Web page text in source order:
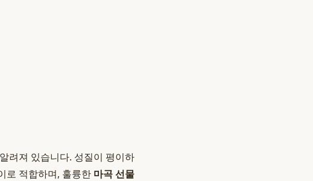
려져 있습니다. 성질이 평이하
로 적합하며, 훌륭한 마곡 선물